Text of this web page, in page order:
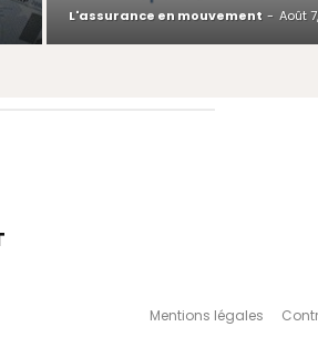
L'assurance en mouvement - Août
Mentions légales